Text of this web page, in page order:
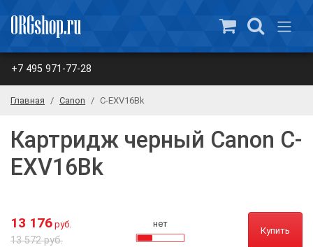
+7 495 971-77-28
Главная Canon C-EXV16Bk
Картридж черный Canon C-
EXV16Bk
13 176 руб.
13 572 руб.
нет
Купить